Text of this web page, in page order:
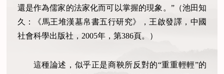
還是作為儒家的法家化而可以掌握的現象。”（池田知
久：《馬王堆漢墓帛書五行研究》，王啟發譯，中國
社會科學出版社，2005年，第386頁。）
這種論述，似乎正是商鞅所反對的“重重輕輕”的